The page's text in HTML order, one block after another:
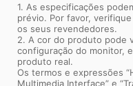
1. As especificações
prévio. Por favor,
os seus revendedores.
2. A cor do produto pode
configuração do monitor,
produto real.
Os termos e expressões
Multimedia Interface” e